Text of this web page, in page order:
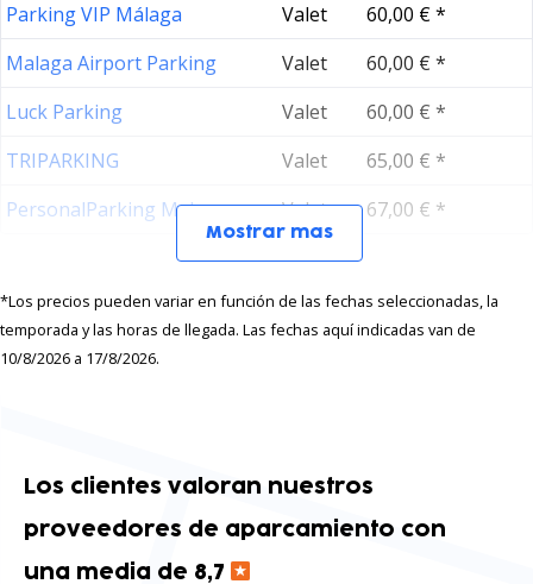
Parking VIP Málaga
Valet
60,00 € *
Malaga Airport Parking
Valet
60,00 € *
Luck Parking
Valet
60,00 € *
TRIPARKING
Valet
65,00 € *
PersonalParking Malaga
Valet 67,00 € *
Mostrar mas
*Los precios pueden variar en función de las fechas seleccionadas, la
temporada y las horas de llegada. Las fechas aquí indicadas van de
10/8/2026 a 17/8/2026.
Los clientes valoran nuestros
proveedores de aparcamiento con
una media de 8,7